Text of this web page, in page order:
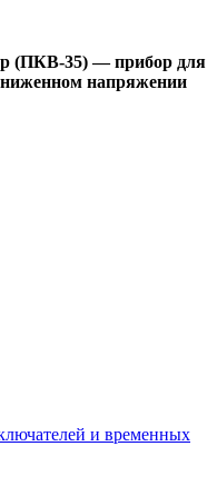
(ПКВ-35) — прибор для
напряжении
и временных